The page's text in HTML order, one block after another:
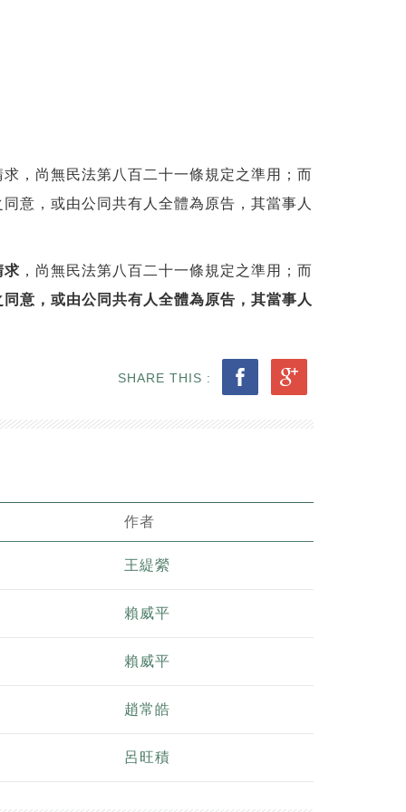
，尚無民法第八百二十一條規定之準用；而
意，或由公同共有人全體為原告，其當事人
求 ，尚無民法第八百二十一條規定之準用；而
意，或由公同共有人全體為原告，其當事人
SHARE THIS :
作者
王緹縈
賴威平
賴威平
趙常皓
呂旺積